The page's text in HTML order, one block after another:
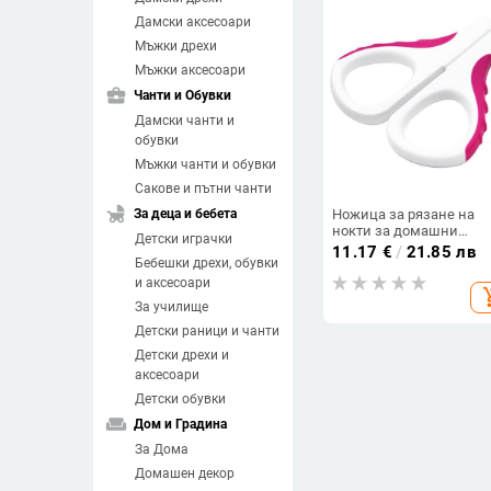
Дамски аксесоари
Мъжки дрехи
Мъжки аксесоари
business_center Чанти и Обувки
Дамски чанти и
обувки
Мъжки чанти и обувки
Сакове и пътни чанти
child_friendly За деца и бебета
Детски играчки
Бебешки дрехи, обувки
и аксесоари
За училище
Детски раници и чанти
Детски дрехи и
аксесоари
Детски обувки
weekend Дом и Градина
За Дома
Домашен декор
Ножица за рязане на
нокти за домашни
любимци
11.17 € / 21.85 лв